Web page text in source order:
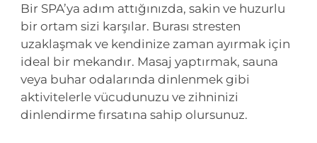
Bir SPA’ya adım attığınızda, sakin ve huzurlu
bir ortam sizi karşılar. Burası stresten
uzaklaşmak ve kendinize zaman ayırmak için
ideal bir mekandır. Masaj yaptırmak, sauna
veya buhar odalarında dinlenmek gibi
aktivitelerle vücudunuzu ve zihninizi
dinlendirme fırsatına sahip olursunuz.